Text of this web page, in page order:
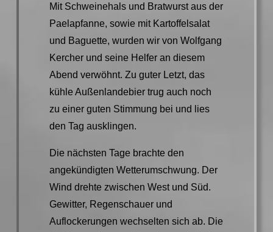
Mit Schweinehals und Bratwurst aus der
Paelapfanne, sowie mit Kartoffelsalat
und Baguette, wurden wir von Wolfgang
Kercher und seine Helfer an diesem
Abend verwöhnt. Zu guter Letzt, das
kühle Außenlandebier trug auch noch
zu einer guten Stimmung bei und lies
den Tag ausklingen.
Die nächsten Tage brachte den
angekündigten Wetterumschwung. Der
Wind drehte zwischen West und Süd.
Gewitter, Regenschauer und
Auflockerungen wechselten sich ab. Die